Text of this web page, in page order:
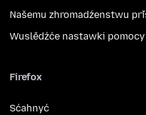
Našemu zhromadźenstwu
Wuslědźće nastawki pomocy
Firefox
Sćahnyć